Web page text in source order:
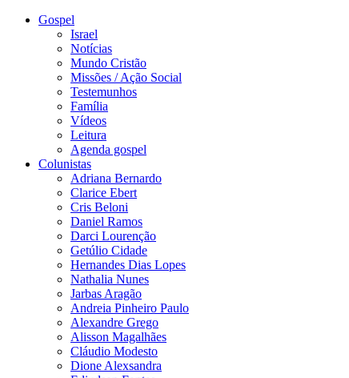
Gospel
Israel
Notícias
Mundo Cristão
Missões / Ação Social
Testemunhos
Família
Vídeos
Leitura
Agenda gospel
Colunistas
Adriana Bernardo
Clarice Ebert
Cris Beloni
Daniel Ramos
Darci Lourenção
Getúlio Cidade
Hernandes Dias Lopes
Nathalia Nunes
Jarbas Aragão
Andreia Pinheiro Paulo
Alexandre Grego
Alisson Magalhães
Cláudio Modesto
Dione Alexsandra